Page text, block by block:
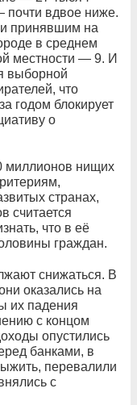
почти вдвое ниже.
принявшим на
в среднем
местности — 9. И
выборной
что
годом блокирует
о
миллионов нищих
странах,
считается
что в её
граждан.
снижаться. В
оказались на
их падения
с концом
опустились
банками, в
перевалили
с